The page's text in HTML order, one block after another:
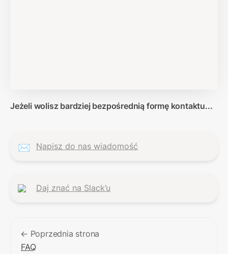
Jeżeli wolisz bardziej bezpośrednią formę kontaktu...
✉️ Napisz do nas wiadomość
Daj znać na Slack’u
← Poprzednia strona
FAQ